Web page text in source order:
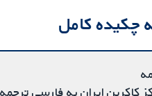
چکیده کامل
کاکرین ایران به فارسی